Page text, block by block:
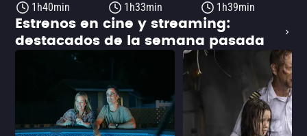
1h40min
1h33min
1h39min
Estrenos en cine y streaming:
destacados de la semana pasada